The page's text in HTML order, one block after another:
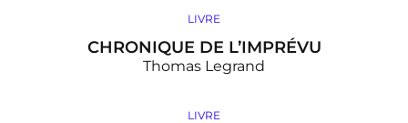
LIVRE
CHRONIQUE DE L’IMPRÉVU
Thomas Legrand
LIVRE